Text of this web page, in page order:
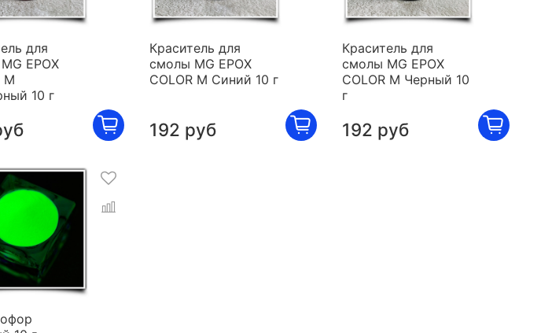
для
EPOX
M
10 г
Краситель для
смолы MG EPOX
COLOR M Синий 10 г
192 руб
Краситель для
смолы MG EPOX
COLOR M Черный 10
г
192 руб